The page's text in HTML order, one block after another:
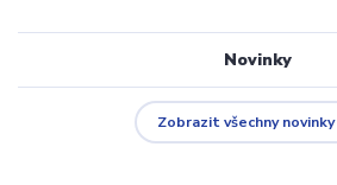
Novinky
Zobrazit všechny novinky